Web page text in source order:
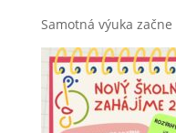
Samotná výuka